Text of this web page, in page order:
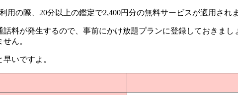
用の際、20分以上の鑑定で2,400円分の無料サービスが適用され
話料が発生するので、事前にかけ放題プランに登録しておきまし
ん。
いですよ。